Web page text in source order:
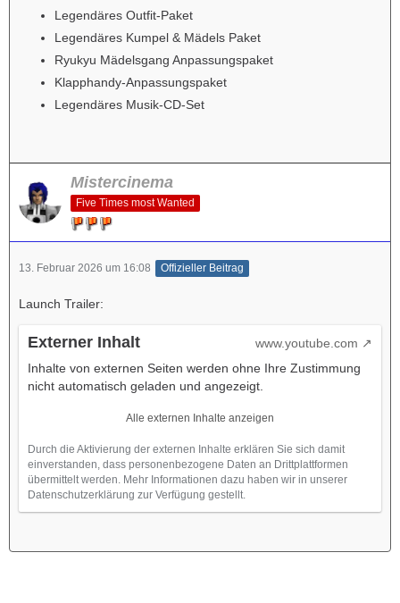
Legendäres Outfit-Paket
Legendäres Kumpel & Mädels Paket
Ryukyu Mädelsgang Anpassungspaket
Klapphandy-Anpassungspaket
Legendäres Musik-CD-Set
Mistercinema
Five Times most Wanted
13. Februar 2026 um 16:08 Offizieller Beitrag
Launch Trailer:
Externer Inhalt
www.youtube.com
Inhalte von externen Seiten werden ohne Ihre Zustimmung
nicht automatisch geladen und angezeigt.
Alle externen Inhalte anzeigen
Durch die Aktivierung der externen Inhalte erklären Sie sich damit
einverstanden, dass personenbezogene Daten an Drittplattformen
übermittelt werden. Mehr Informationen dazu haben wir in unserer
Datenschutzerklärung zur Verfügung gestellt.